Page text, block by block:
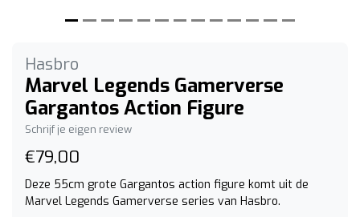
Hasbro
Marvel Legends Gamerverse
Gargantos Action Figure
Schrijf je eigen review
€79,00
Deze 55cm grote Gargantos action figure komt uit de
Marvel Legends Gamerverse series van Hasbro.